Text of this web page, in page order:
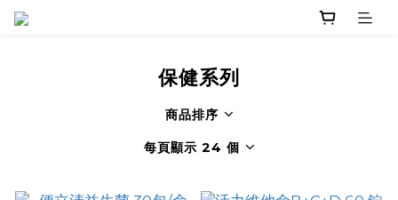
保健系列
商品排序
每頁顯示 24 個